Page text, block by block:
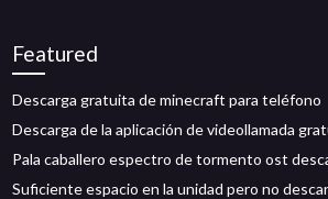
Featured
Descarga gratuita de minecraft para teléfono
Descarga de la aplicación de videollamada
Pala caballero espectro de tormento ost
Suficiente espacio en la unidad pero no